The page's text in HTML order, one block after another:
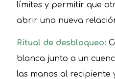
límites y permitir que
abrir una nueva
Ritual de desbloqueo:
blanca junto a un
las manos al recipiente